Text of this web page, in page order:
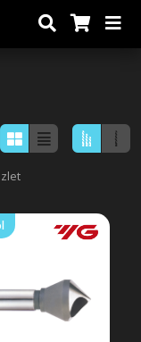
HSS-Co8 élletörő, 90°-
Co8 élletörő, 90°-os
és hengeres szárral.
felületi minőségű
rezgésmentes